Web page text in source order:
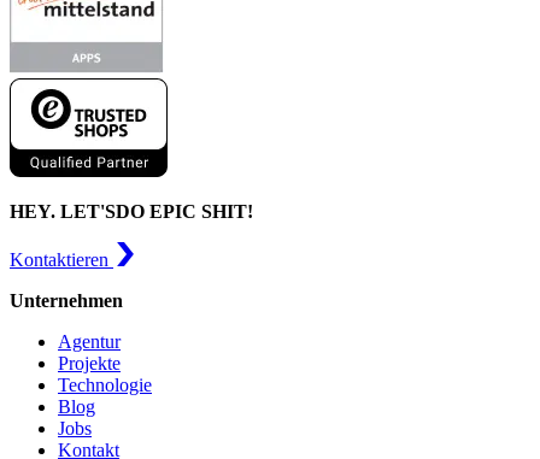
HEY. LET'SDO EPIC SHIT!
Kontaktieren
Unternehmen
Agentur
Projekte
Technologie
Blog
Jobs
Kontakt